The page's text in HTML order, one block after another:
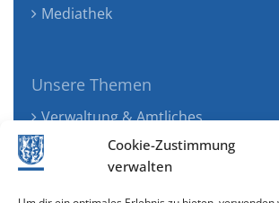
Cookie-Zustimmung
verwalten
Mediathek
Unsere Themen
Verwaltung & Amtliches
Jugend, Familie & Gesundheit
Tourismus, Freizeit & Ökologie